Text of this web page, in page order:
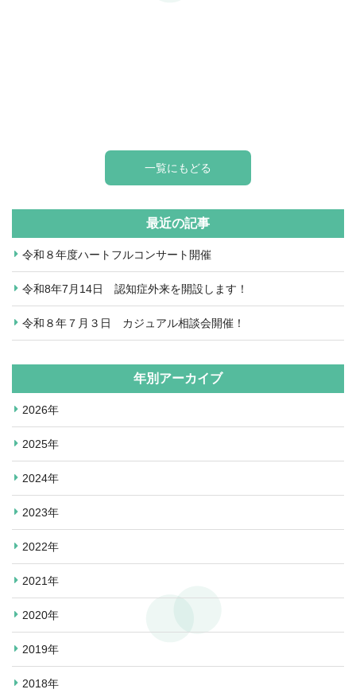
一覧にもどる
最近の記事
令和８年度ハートフルコンサート開催
令和8年7月14日 認知症外来を開設します！
令和８年７月３日 カジュアル相談会開催！
年別アーカイブ
2026年
2025年
2024年
2023年
2022年
2021年
2020年
2019年
2018年